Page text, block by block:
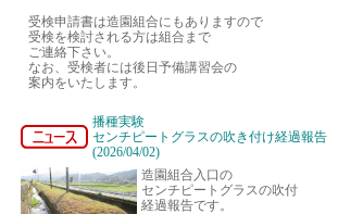
受検申請書は造園組合にもありますので
受検を検討される方は組合まで
ご連絡下さい。
なお、受検者には後日予備講習会の
案内をいたします。
播種実験
センチピートグラスの吹き付け経過報告
(2026/04/02)
造園組合入口の
センチピートグラスの吹付
経過報告です。